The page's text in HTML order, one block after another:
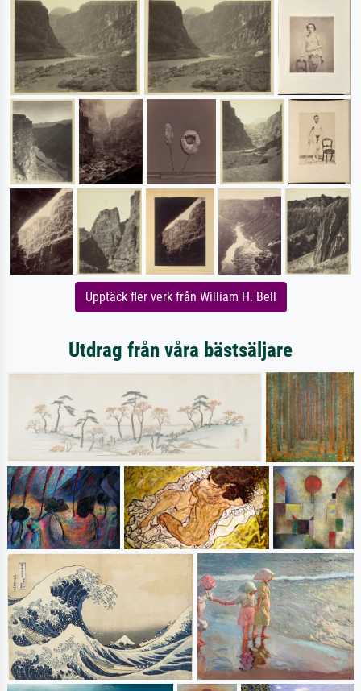
Upptäck fler verk från William H. Bell
Utdrag från våra bästsäljare